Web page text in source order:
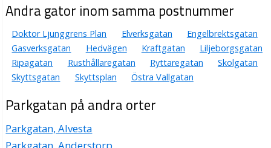
Andra gator inom samma postnummer
Doktor Ljunggrens Plan Elverksgatan
Engelbrektsgatan
Gasverksgatan
Hedvägen Kraftgatan
Liljeborgsgatan
Ripagatan
Rusthållaregatan Ryttaregatan
Skolgatan
Skyttsgatan
Skyttsplan Östra Vallgatan
Parkgatan på andra orter
Parkgatan, Alvesta